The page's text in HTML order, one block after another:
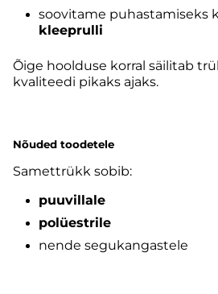
soovitame puhastamiseks
kleeprulli
Õige hoolduse korral säilitab
kvaliteedi pikaks ajaks.
Nõuded toodetele
Samettrükk sobib:
puuvillale
polüestrile
nende segukangastele